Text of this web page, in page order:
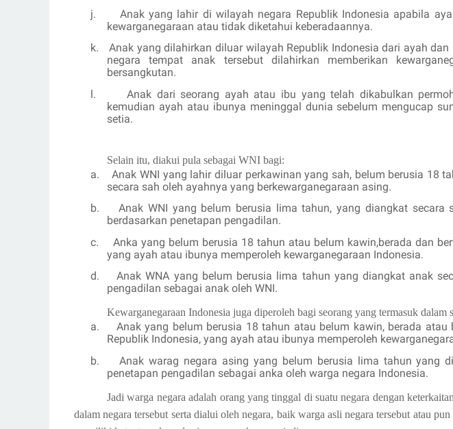
j.
Anak yang lahir di wilayah negara Republik Indonesia apabila
kewarganegaraan atau tidak diketahui keberadaannya.
k.
Anak yang dilahirkan diluar wilayah Republik Indonesia dari ayah dan
negara tempat anak tersebut dilahirkan memberikan
bersangkutan.
l.
Anak dari seorang ayah atau ibu yang telah dikabulkan
kemudian ayah atau ibunya meninggal dunia sebelum mengucap
setia.
Selain itu, diakui pula sebagai WNI bagi:
a.
Anak WNI yang lahir diluar perkawinan yang sah, belum berusia 18
secara sah oleh ayahnya yang berkewarganegaraan asing.
b.
Anak WNI yang belum berusia lima tahun, yang diangkat secara
berdasarkan penetapan pengadilan.
c.
Anka yang belum berusia 18 tahun atau belum kawin,berada dan
yang ayah atau ibunya memperoleh kewarganegaraan Indonesia.
d.
Anak WNA yang belum berusia lima tahun yang diangkat anak
pengadilan sebagai anak oleh WNI.
Kewarganegaraan Indonesia juga diperoleh bagi seorang yang termasuk dalam
a.
Anak yang belum berusia 18 tahun atau belum kawin, berada
Republik Indonesia, yang ayah atau ibunya memperoleh
b.
Anak warag negara asing yang belum berusia lima tahun yang
penetapan pengadilan sebagai anka oleh warga negara Indonesia.
Jadi warga negara adalah orang yang tinggal di suatu negara dengan
dalam negara tersebut serta dialui oleh negara, baik warga asli negara tersebut atau